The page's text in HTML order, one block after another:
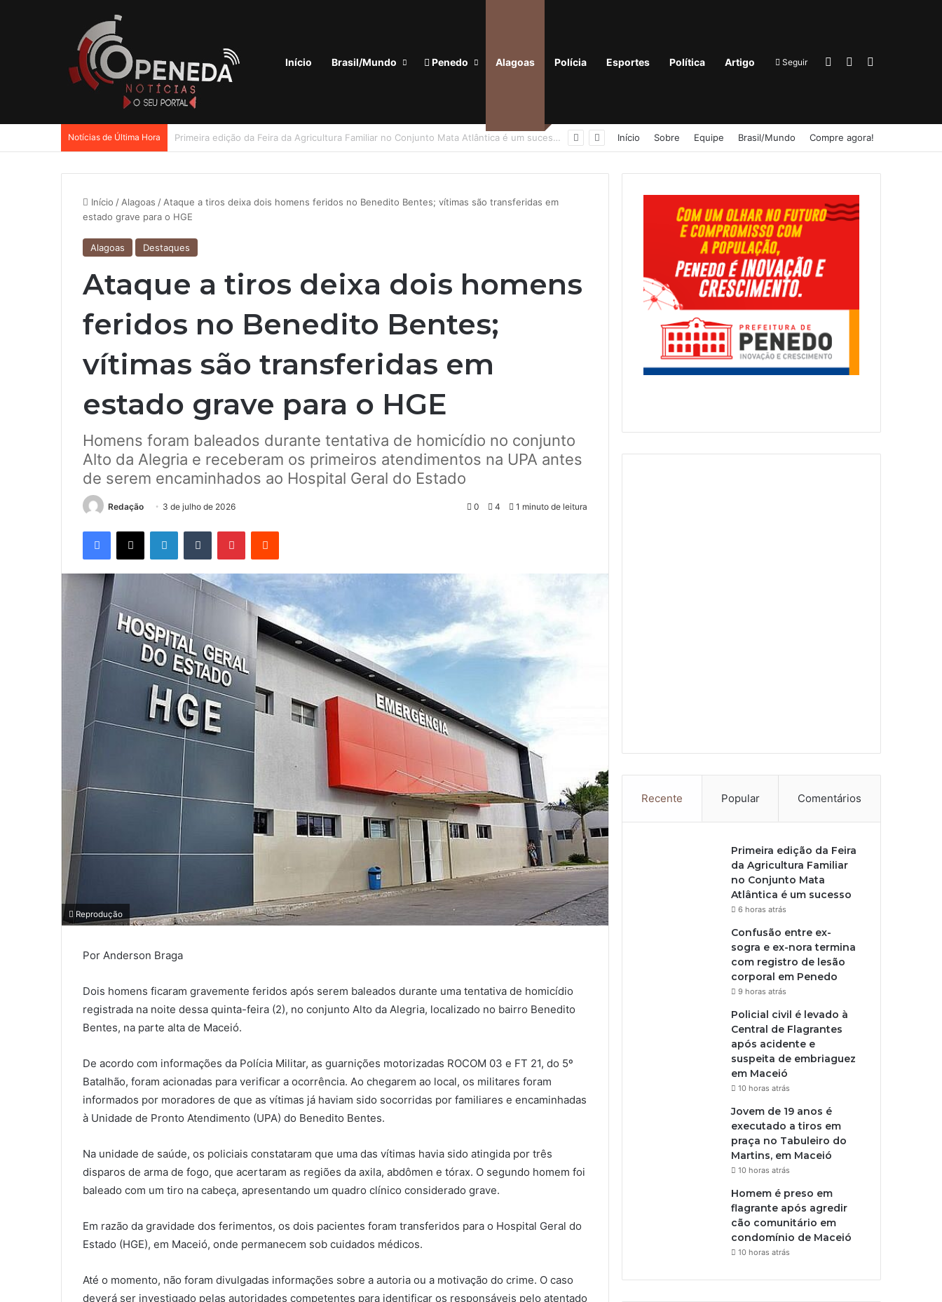
Início Brasil/Mundo Penedo Alagoas Polícia Esportes Política Artigo Seguir Entrar Barra Lateral
Notícias de Última Hora Confusão entre ex-sogra e ex-nora termina com registro de lesão corporal em Penedo Início Sobre Equipe Brasil/Mundo Compre agora!
Início / Alagoas / Ataque a tiros deixa dois homens feridos no Benedito Bentes; vítimas são transferidas em
estado grave para o HGE
Alagoas Destaques
Ataque a tiros deixa dois homens
feridos no Benedito Bentes;
vítimas são transferidas em
estado grave para o HGE
Homens foram baleados durante tentativa de homicídio no conjunto
Alto da Alegria e receberam os primeiros atendimentos na UPA antes
de serem encaminhados ao Hospital Geral do Estado
Redação 3 de julho de 2026 0 4 1 minuto de leitura
Facebook
X LinkedinTumblr PinterestReddit
Reprodução
Por Anderson Braga
Dois homens ficaram gravemente feridos após serem baleados durante uma tentativa de homicídio
registrada na noite dessa quinta-feira (2), no conjunto Alto da Alegria, localizado no bairro Benedito
Bentes, na parte alta de Maceió.
De acordo com informações da Polícia Militar, as guarnições motorizadas ROCOM 03 e FT 21, do 5º
Batalhão, foram acionadas para verificar a ocorrência. Ao chegarem ao local, os militares foram
informados por moradores de que as vítimas já haviam sido socorridas por familiares e encaminhadas
à Unidade de Pronto Atendimento (UPA) do Benedito Bentes.
Na unidade de saúde, os policiais constataram que uma das vítimas havia sido atingida por três
disparos de arma de fogo, que acertaram as regiões da axila, abdômen e tórax. O segundo homem foi
baleado com um tiro na cabeça, apresentando um quadro clínico considerado grave.
Em razão da gravidade dos ferimentos, os dois pacientes foram transferidos para o Hospital Geral do
Estado (HGE), em Maceió, onde permanecem sob cuidados médicos.
Até o momento, não foram divulgadas informações sobre a autoria ou a motivação do crime. O caso
deverá ser investigado pelas autoridades competentes para identificar os responsáveis pelo atentado
Recente Popular Comentários
Primeira edição da Feira
da Agricultura Familiar
no Conjunto Mata
Atlântica é um sucesso
6 horas atrás
Confusão entre ex-
sogra e ex-nora termina
com registro de lesão
corporal em Penedo
9 horas atrás
Policial civil é levado à
Central de Flagrantes
após acidente e
suspeita de embriaguez
em Maceió
10 horas atrás
Jovem de 19 anos é
executado a tiros em
praça no Tabuleiro do
Martins, em Maceió
10 horas atrás
Homem é preso em
flagrante após agredir
cão comunitário em
condomínio de Maceió
10 horas atrás